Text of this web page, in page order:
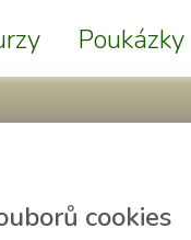
Poukázky
cookies